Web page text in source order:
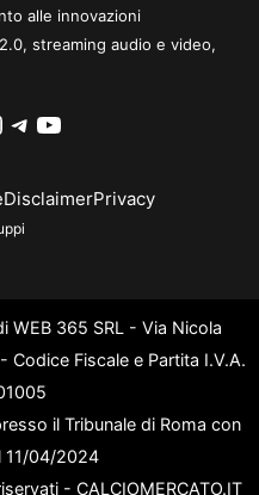
alle innovazioni
streaming audio e video,
Telegram
YouTube
DisclaimerPrivacy
WEB 365 SRL - Via Nicola
Codice Fiscale e Partita I.V.A.
il Tribunale di Roma con
11/04/2024
- CALCIOMERCATO.IT